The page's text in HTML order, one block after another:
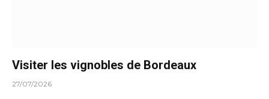
Visiter les vignobles de Bordeaux
27/07/2026